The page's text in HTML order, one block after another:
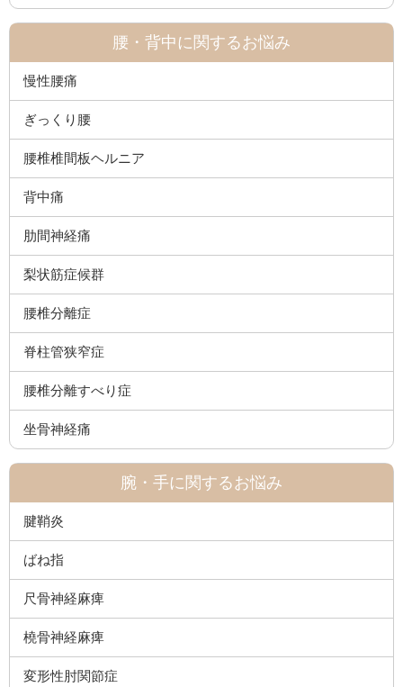
腰・背中に関するお悩み
慢性腰痛
ぎっくり腰
腰椎椎間板ヘルニア
背中痛
肋間神経痛
梨状筋症候群
腰椎分離症
脊柱管狭窄症
腰椎分離すべり症
坐骨神経痛
腕・手に関するお悩み
腱鞘炎
ばね指
尺骨神経麻痺
橈骨神経麻痺
変形性肘関節症